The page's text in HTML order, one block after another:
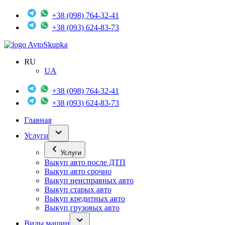
+38 (098) 764-32-41
+38 (093) 624-83-73
AvtoSkupka
RU
UA
+38 (098) 764-32-41
+38 (093) 624-83-73
Главная
Услуги
Услуги
Выкуп авто после ДТП
Выкуп авто срочно
Выкуп неисправных авто
Выкуп старых авто
Выкуп кредитных авто
Выкуп грузовых авто
Виды машин